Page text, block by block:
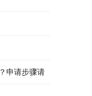
申请步骤请